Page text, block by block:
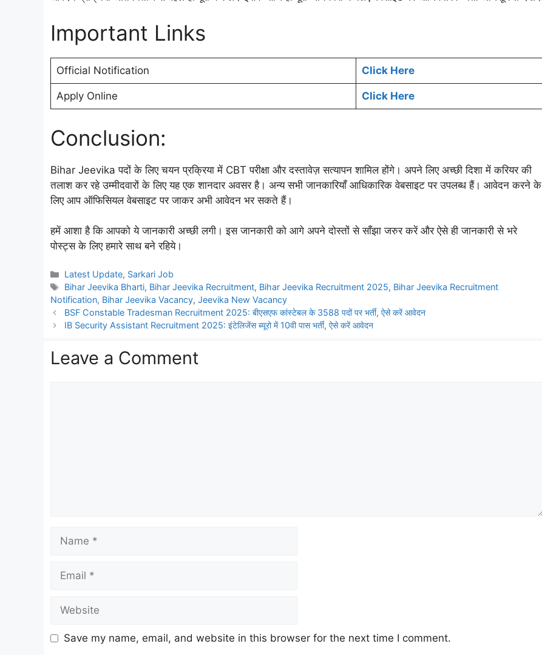
Important Links
Official Notification Click Here
Apply Online Click Here
Conclusion:
Bihar Jeevika पदों के लिए चयन प्रक्रिया में CBT परीक्षा और दस्तावेज़ सत्यापन शामिल होंगे। अपने लिए अच्छी दिशा में करियर की
तलाश कर रहे उम्मीदवारों के लिए यह एक शानदार अवसर है। अन्य सभी जानकारियाँ आधिकारिक वेबसाइट पर उपलब्ध हैं। आवेदन करने के
लिए आप ऑफिसियल वेबसाइट पर जाकर अभी आवेदन भर सकते हैं।
हमें आशा है कि आपको ये जानकारी अच्छी लगी। इस जानकारी को आगे अपने दोस्तों से साँझा जरुर करें और ऐसे ही जानकारी से भरे
पोस्ट्स के लिए हमारे साथ बने रहिये।
Categories
Latest Update, Sarkari Job
Tags
Bihar Jeevika Bharti, Bihar Jeevika Recruitment, Bihar Jeevika Recruitment 2025, Bihar Jeevika Recruitment
Notification, Bihar Jeevika Vacancy, Jeevika New Vacancy
BSF Constable Tradesman Recruitment 2025: बीएसएफ कांस्टेबल के 3588 पदों पर भर्ती, ऐसे करें आवेदन
IB Security Assistant Recruitment 2025: इंटेलिजेंस ब्यूरो में 10वी पास भर्ती, ऐसे करें आवेदन
Leave a Comment
Name
Email
Website
Save my name, email, and website in this browser for the next time I comment.